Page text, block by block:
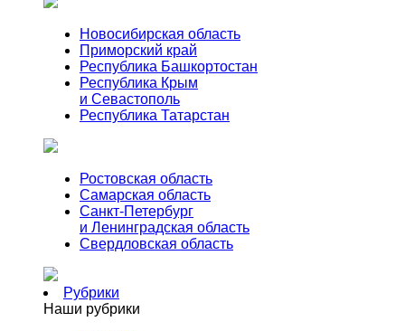
Новосибирская область
Приморский край
Республика Башкортостан
Республика Крым
и Севастополь
Республика Татарстан
Ростовская область
Самарская область
Санкт-Петербург
и Ленинградская область
Свердловская область
Рубрики
Наши рубрики